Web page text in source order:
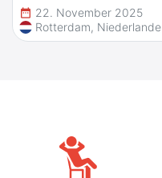
date_range 22. November 2025
Rotterdam, Niederlande